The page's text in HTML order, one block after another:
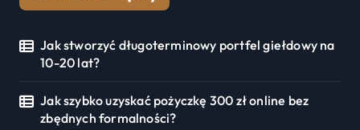
Jak stworzyć długoterminowy portfel giełdowy na
10-20 lat?
Jak szybko uzyskać pożyczkę 300 zł online bez
zbędnych formalności?